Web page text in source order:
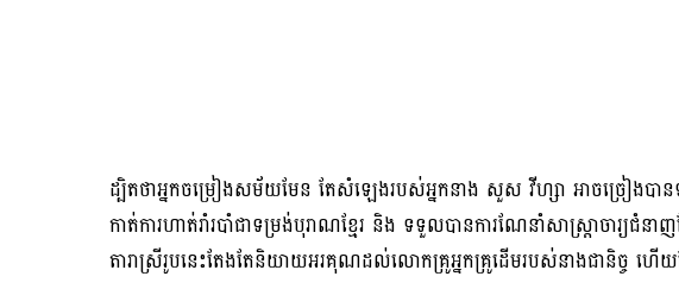
ដ្បិតថាអ្នកចម្រៀងសម័យមែន តែសំឡេងរបស់អ្នកនាង សួស វីហ្សា អាចច្រៀងបា
កាត់ការហាត់រាំរបាំជាទម្រង់បុរាណខ្មែរ និង ទទួលបានការណែនាំសាស្ត្រាចារ្យជំន
តារាស្រីរូបនេះតែងតែនិយាយអរគុណដល់លោកគ្រូអ្នកគ្រូដើមរបស់នាងជានិច្ច ហើយត